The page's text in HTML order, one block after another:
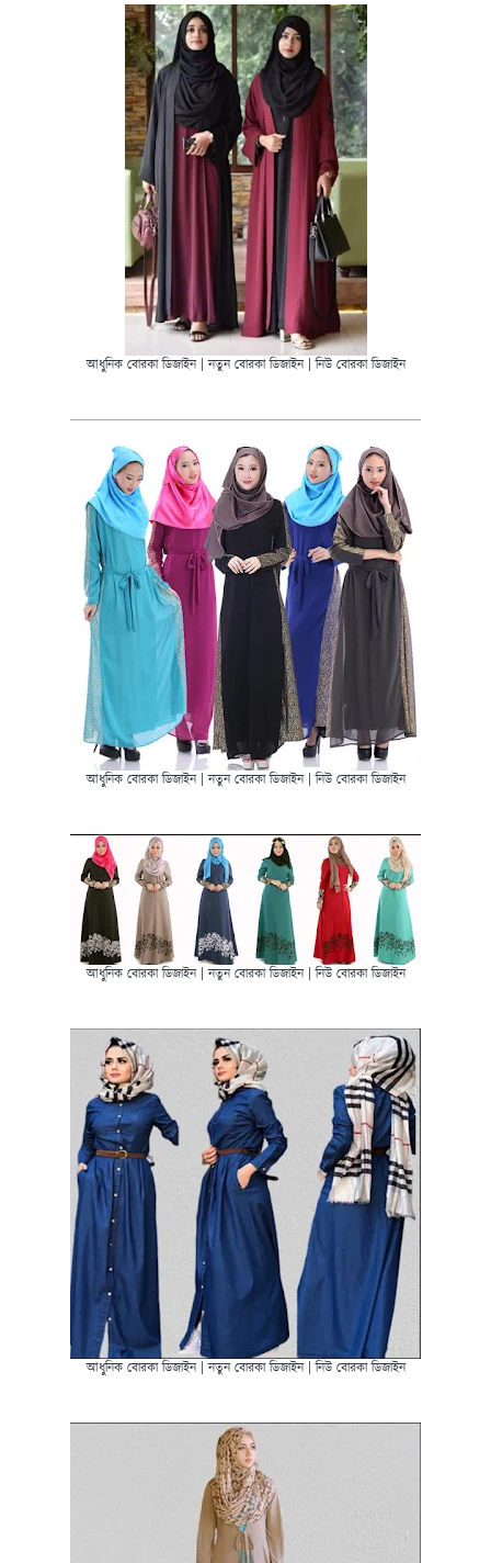
আধুনিক বোরকা ডিজাইন | নতুন বোরকা ডিজাইন | নিউ বোরকা ডিজাইন
আধুনিক বোরকা ডিজাইন | নতুন বোরকা ডিজাইন | নিউ বোরকা ডিজাইন
আধুনিক বোরকা ডিজাইন | নতুন বোরকা ডিজাইন | নিউ বোরকা ডিজাইন
আধুনিক বোরকা ডিজাইন | নতুন বোরকা ডিজাইন | নিউ বোরকা ডিজাইন